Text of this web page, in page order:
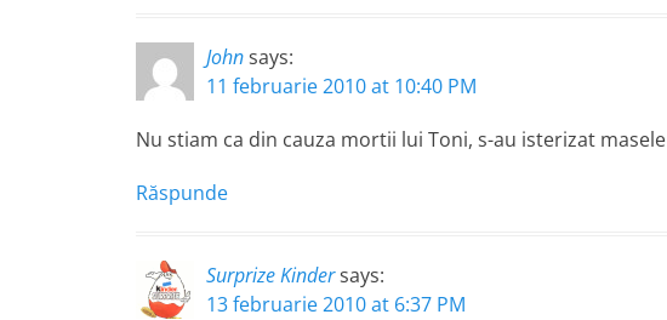
Johnsays:
11 februarie 2010 at 10:40 PM
Nu stiam ca din cauza mortii lui Toni, s-au isterizat masele
Răspunde
Surprize Kindersays:
13 februarie 2010 at 6:37 PM